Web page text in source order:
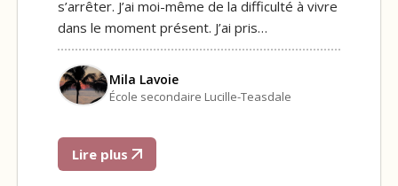
s’arrêter. J’ai moi-même de la difficulté à vivre
dans le moment présent. J’ai pris…
Mila Lavoie
École secondaire Lucille-Teasdale
Lire plus